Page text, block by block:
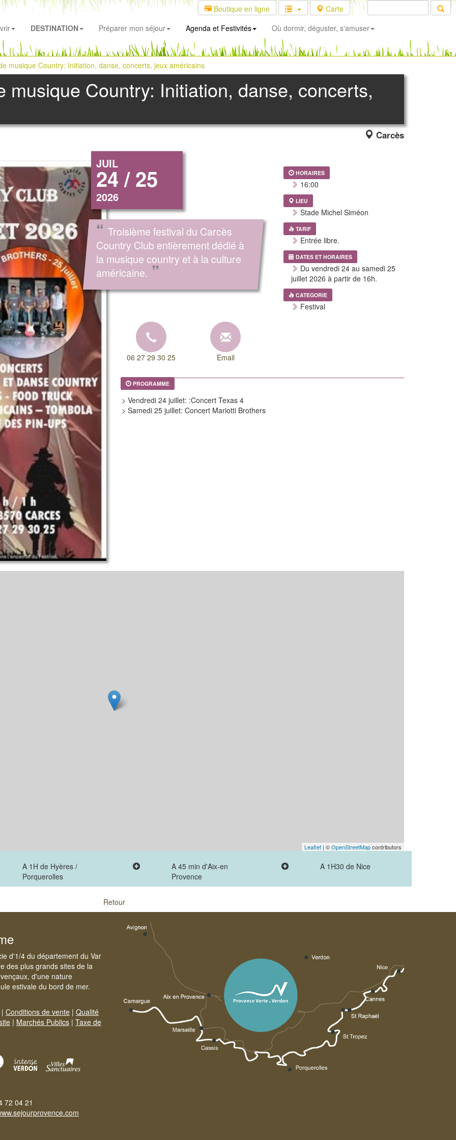
Boutique en ligne
Carte
DESTINATION Préparer mon séjour Agenda et Festivités Où dormir, déguster, s'amuser
musique Country: Initiation, danse, concerts, jeux américains
musique Country: Initiation, danse, concerts,
Carcès
JUIL
24 / 25
2026
“ Troisième festival du Carcès
Country Club entièrement dédié à
la musique country et à la culture
américaine. ”
HORAIRES
16:00
LIEU
Stade Michel Siméon
TARIF
Entrée libre.
DATES ET HORAIRES
Du vendredi 24 au samedi 25
juillet 2026 à partir de 16h.
CATEGORIE
Festival
06 27 29 30 25 Email
PROGRAMME
> Vendredi 24 juillet: :Concert Texas 4
> Samedi 25 juillet: Concert Mariotti Brothers
Leaflet | ©OpenStreetMapcontributors
A 1H de Hyères /
Porquerolles
A 45 min d'Aix-en
Provence
A 1H30 de Nice
Retour
d'1/4 du département du Var
des plus grands sites de la
d'une nature
estivale du bord de mer.
| Conditions de vente | Qualité
| Marchés Publics | Taxe de
72 04 21